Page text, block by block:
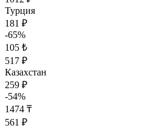
Турция
181 ₽
-65%
105 ₺
517 ₽
Казахстан
259 ₽
-54%
1474 ₸
561 ₽